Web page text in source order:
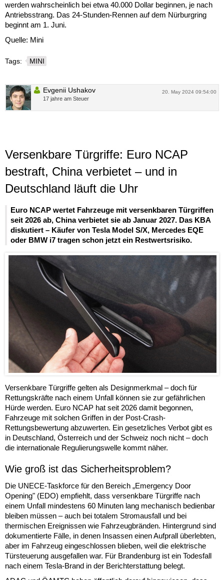
werden wahrscheinlich bei etwa 40.000 Dollar beginnen, je nach
Antriebsstrang. Das 24-Stunden-Rennen auf dem Nürburgring
beginnt am 1. Juni.
Quelle: Mini
Tags: MINI
20. May 2024 09:54:00
Evgenii Ushakov
17 jahre am Steuer
Versenkbare Türgriffe: Euro NCAP
bestraft, China verbietet – und in
Deutschland läuft die Uhr
Euro NCAP wertet Fahrzeuge mit versenkbaren Türgriffen
seit 2026 ab, China verbietet sie ab Januar 2027. Das KBA
diskutiert – Käufer von Tesla Model S/X, Mercedes EQE
oder BMW i7 tragen schon jetzt ein Restwertsrisiko.
Versenkbare Türgriffe gelten als Designmerkmal – doch für
Rettungskräfte nach einem Unfall können sie zur gefährlichen
Hürde werden. Euro NCAP hat seit 2026 damit begonnen,
Fahrzeuge mit solchen Griffen in der Post-Crash-
Rettungsbewertung abzuwerten. Ein gesetzliches Verbot gibt es
in Deutschland, Österreich und der Schweiz noch nicht – doch
die internationale Regulierungswelle kommt näher.
Wie groß ist das Sicherheitsproblem?
Die UNECE-Taskforce für den Bereich „Emergency Door
Opening" (EDO) empfiehlt, dass versenkbare Türgriffe nach
einem Unfall mindestens 60 Minuten lang mechanisch bedienbar
bleiben müssen – auch bei totalem Stromausfall und bei
thermischen Ereignissen wie Fahrzeugbränden. Hintergrund sind
dokumentierte Fälle, in denen Insassen einen Aufprall überlebten,
aber im Fahrzeug eingeschlossen blieben, weil die elektrische
Türsteuerung ausgefallen war. Für Brandenburg ist ein Todesfall
nach einem Tesla-Brand in der Berichterstattung belegt.